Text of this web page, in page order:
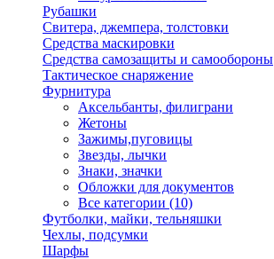
Рубашки
Свитера, джемпера, толстовки
Средства маскировки
Средства самозащиты и самообороны
Тактическое снаряжение
Фурнитура
Аксельбанты, филиграни
Жетоны
Зажимы,пуговицы
Звезды, лычки
Знаки, значки
Обложки для документов
Все категории (10)
Футболки, майки, тельняшки
Чехлы, подсумки
Шарфы